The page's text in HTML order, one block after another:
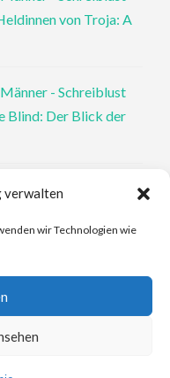
verwalten
wir Technologien wie
von Troja: A
- Schreiblust
Blind: Der Blick der
ihre Mörder: Dr. Pat
du dir wünschst, deine
Leselust
verlorenen Kindes